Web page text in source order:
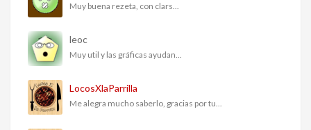
Muy buena rezeta, con clars...
leoc
Muy util y las gráficas ayudan...
LocosXlaParrilla
Me alegra mucho saberlo, gracias por tu...